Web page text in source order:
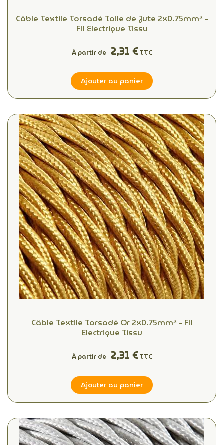
Câble Textile Torsadé Toile de Jute 2x0.75mm² -
Fil Electrique Tissu
À partir de 2,31 €TTC
Ajouter au panier
Câble Textile Torsadé Or 2x0.75mm² - Fil
Electrique Tissu
À partir de 2,31 €TTC
Ajouter au panier